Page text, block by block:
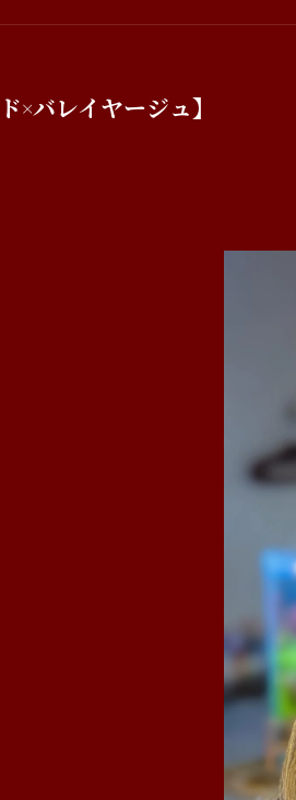
×バレイヤージュ】